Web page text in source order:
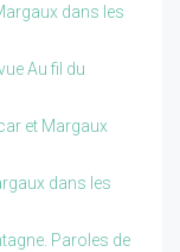
dans les
Au fil du
et Margaux
dans les
Paroles de